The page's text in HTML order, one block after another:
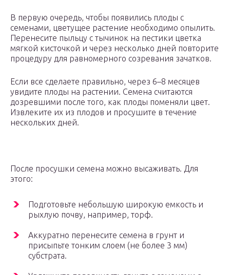
В первую очередь, чтобы появились плоды с
семенами, цветущее растение необходимо опылить.
Перенесите пыльцу с тычинок на пестики цветка
мягкой кисточкой и через несколько дней повторите
процедуру для равномерного созревания зачатков.
Если все сделаете правильно, через 6–8 месяцев
увидите плоды на растении. Семена считаются
дозревшими после того, как плоды поменяли цвет.
Извлеките их из плодов и просушите в течение
нескольких дней.
После просушки семена можно высаживать. Для
этого:
Подготовьте небольшую широкую емкость и
рыхлую почву, например, торф.
Аккуратно перенесите семена в грунт и
присыпьте тонким слоем (не более 3 мм)
субстрата.